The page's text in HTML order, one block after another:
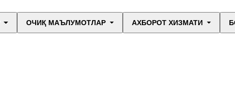
ОЧИҚ МАЪЛУМОТЛАР АХБОРОТ ХИЗМАТИ